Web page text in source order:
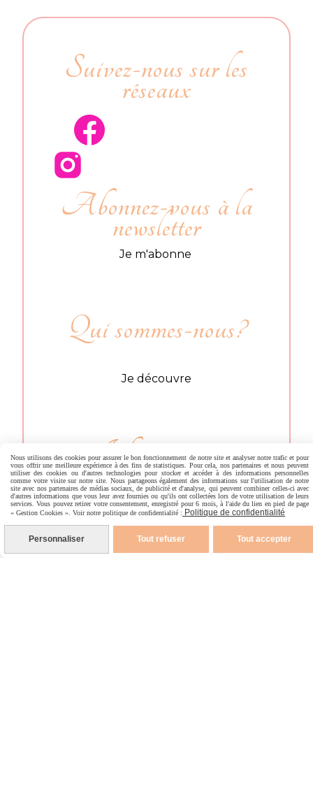
Suivez-nous sur les
réseaux
Abonnez-vous à la
newsletter
Je m'abonne
Qui sommes-nous?
Je découvre
Informations
Devenir revendeur
Faq
Nous utilisons des cookies pour assurer le bon fonctionnement de notre site et analyser notre trafic et pour
vous offrir une meilleure expérience à des fins de statistiques. Pour cela, nos partenaires et nous peuvent
utiliser des cookies ou d'autres technologies pour stocker et accéder à des informations personnelles
comme votre visite sur notre site. Nous partageons également des informations sur l'utilisation de notre
site avec nos partenaires de médias sociaux, de publicité et d'analyse, qui peuvent combiner celles-ci avec
d'autres informations que vous leur avez fournies ou qu'ils ont collectées lors de votre utilisation de leurs
services. Vous pouvez retirer votre consentement, enregistré pour 6 mois, à l'aide du lien en pied de page
« Gestion Cookies ». Voir notre politique de confidentialité : Politique de confidentialité
Personnaliser Tout refuser Tout accepter